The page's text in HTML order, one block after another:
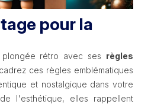
pour la
rétro avec ses règles
ces règles emblématiques
et nostalgique dans votre
l'esthétique, elles rappellent